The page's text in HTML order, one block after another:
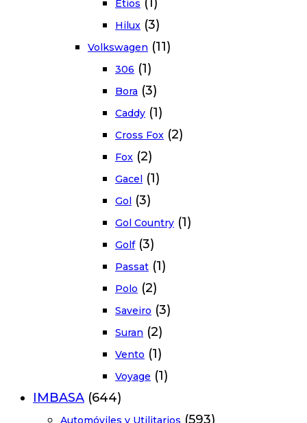
Etios
Hilux (3)
Volkswagen (11)
306 (1)
Bora (3)
Caddy (1)
Cross Fox (2)
Fox (2)
Gacel (1)
Gol (3)
Gol Country (1)
Golf (3)
Passat (1)
Polo (2)
Saveiro (3)
Suran (2)
Vento (1)
Voyage (1)
IMBASA (644)
Automóviles y Utilitarios (593)